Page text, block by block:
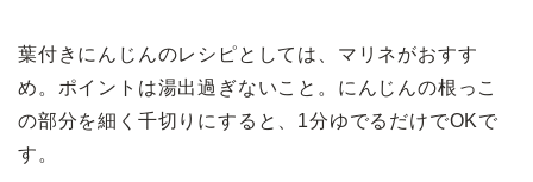
葉付きにんじんのレシピとしては、マリネがおすす
め。ポイントは湯出過ぎないこと。にんじんの根っこ
の部分を細く千切りにすると、1分ゆでるだけでOKで
す。